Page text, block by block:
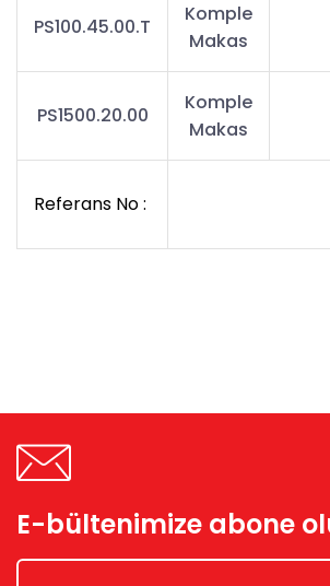
PS100.45.00.T
Komple
Makas
PS1500.20.00
Komple
Makas
Referans No :
E-bültenimize abone